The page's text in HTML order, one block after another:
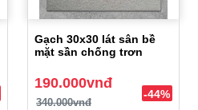
Gạch 30x30 lát sân bề
mặt sần chống trơn
190.000vnđ
340.000vnđ
-44%